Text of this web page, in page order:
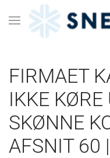
FIRMAET
IKKE KØRE
SKØNNE
AFSNIT 60 |